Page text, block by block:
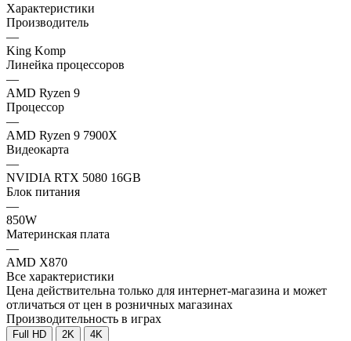
Характеристики
Производитель
—
King Komp
Линейка процессоров
—
AMD Ryzen 9
Процессор
—
AMD Ryzen 9 7900X
Видеокарта
—
NVIDIA RTX 5080 16GB
Блок питания
—
850W
Материнская плата
—
AMD X870
Все характеристики
Цена действительна только для интернет-магазина и может
отличаться от цен в розничных магазинах
Производительность в играх
Full HD 2K 4K